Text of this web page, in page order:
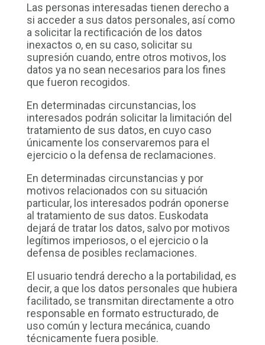
Las personas interesadas tienen derecho a
si acceder a sus datos personales, así como
a solicitar la rectificación de los datos
inexactos o, en su caso, solicitar su
supresión cuando, entre otros motivos, los
datos ya no sean necesarios para los fines
que fueron recogidos.
En determinadas circunstancias, los
interesados podrán solicitar la limitación del
tratamiento de sus datos, en cuyo caso
únicamente los conservaremos para el
ejercicio o la defensa de reclamaciones.
En determinadas circunstancias y por
motivos relacionados con su situación
particular, los interesados podrán oponerse
al tratamiento de sus datos. Euskodata
dejará de tratar los datos, salvo por motivos
legítimos imperiosos, o el ejercicio o la
defensa de posibles reclamaciones.
El usuario tendrá derecho a la portabilidad, es
decir, a que los datos personales que hubiera
facilitado, se transmitan directamente a otro
responsable en formato estructurado, de
uso común y lectura mecánica, cuando
técnicamente fuera posible.